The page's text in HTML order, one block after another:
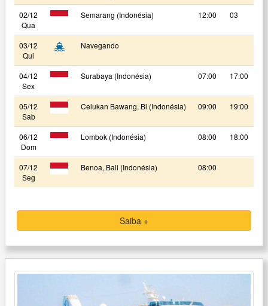
02/12
Qua
Semarang (Indonésia) 12:00 03
03/12
Qui
Navegando
04/12
Sex
Surabaya (Indonésia) 07:00 17:00
05/12
Sab
Celukan Bawang, Bl (Indonésia) 09:00 19:00
06/12
Dom
Lombok (Indonésia) 08:00 18:00
07/12
Seg
Benoa, Bali (Indonésia) 08:00
Saiba +